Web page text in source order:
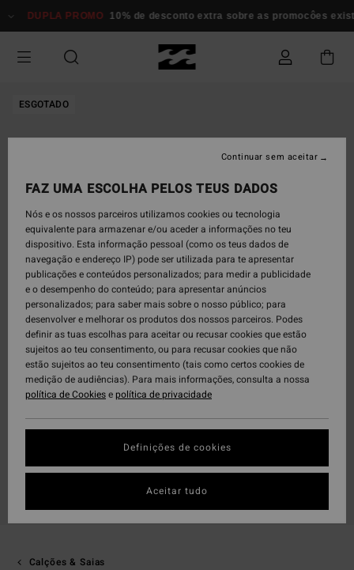
para
informação
DUPLA PROMO 10% de desconto extra sobre as promocôes
ESGOTADO
Calções & Saias
FAZ UMA ESCOLHA PELOS TEUS DADOS
Nós e os nossos parceiros utilizamos cookies ou tecnologia
equivalente para armazenar e/ou aceder a informações no teu
dispositivo. Esta informação pessoal (como os teus dados de
navegação e endereço IP) pode ser utilizada para te apresentar
publicações e conteúdos personalizados; para medir a publicidade
e o desempenho do conteúdo; para apresentar anúncios
personalizados; para saber mais sobre o nosso público; para
desenvolver e melhorar os produtos dos nossos parceiros. Podes
definir as tuas escolhas para aceitar ou recusar cookies que estão
sujeitos ao teu consentimento, ou para recusar cookies que não
estão sujeitos ao teu consentimento (tais como certos cookies de
medição de audiências). Para mais informações, consulta a nossa
política de Cookiesepolítica de privacidade
Definições de cookies
Continuar sem aceitar
Aceitar tudo